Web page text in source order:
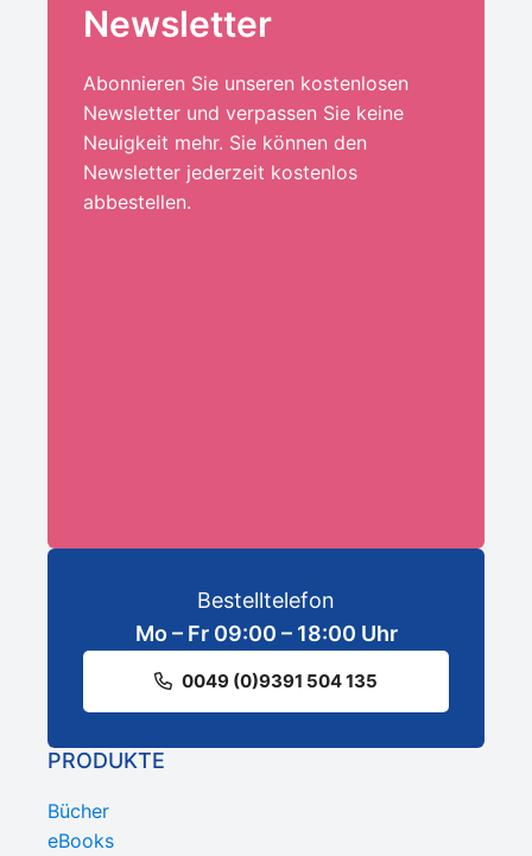
Newsletter
Abonnieren Sie unseren kostenlosen
Newsletter und verpassen Sie keine
Neuigkeit mehr. Sie können den
Newsletter jederzeit kostenlos
abbestellen.
Bestelltelefon
Mo – Fr 09:00 – 18:00 Uhr
0049 (0)9391 504 135
PRODUKTE
Bücher
eBooks